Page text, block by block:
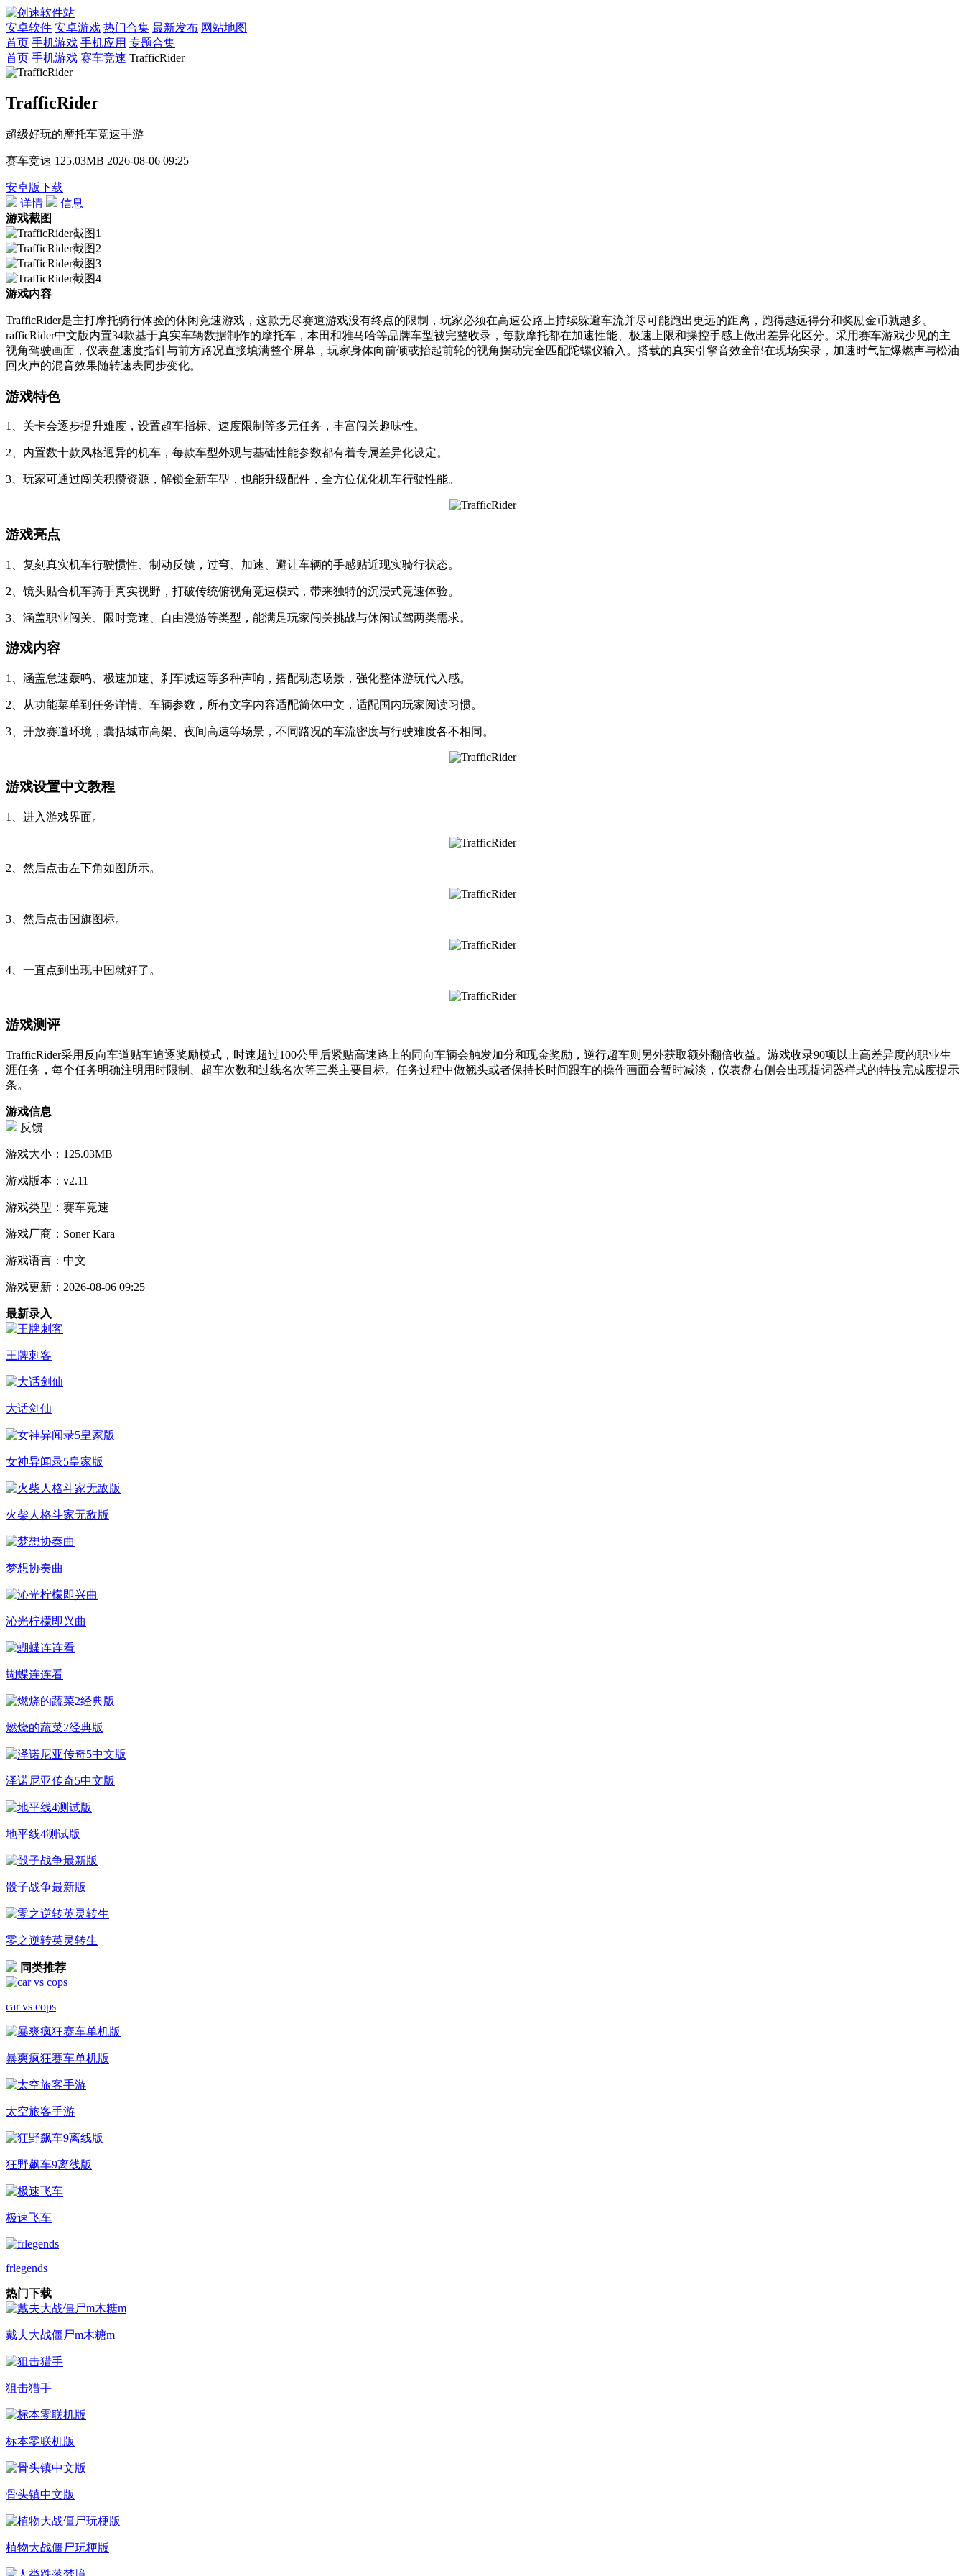
安卓软件 安卓游戏 热门合集 最新发布 网站地图
首页 手机游戏 手机应用 专题合集
首页 手机游戏 赛车竞速 TrafficRider
TrafficRider
超级好玩的摩托车竞速手游
赛车竞速 125.03MB 2026-08-06 09:25
安卓版下载
详情
信息
游戏截图
游戏内容
TrafficRider是主打摩托骑行体验的休闲竞速游戏，这款无尽赛道游戏没有终点的限制，玩家必须在高速公路上持续躲避车流并尽可能跑出更远的距离，跑得越远得分和奖励金币就越多。
rafficRider中文版内置34款基于真实车辆数据制作的摩托车，本田和雅马哈等品牌车型被完整收录，每款摩托都在加速性能、极速上限和操控手感上做出差异化区分。采用赛车游戏少见的主
视角驾驶画面，仪表盘速度指针与前方路况直接填满整个屏幕，玩家身体向前倾或抬起前轮的视角摆动完全匹配陀螺仪输入。搭载的真实引擎音效全部在现场实录，加速时气缸爆燃声与松油
回火声的混音效果随转速表同步变化。
游戏特色
1、关卡会逐步提升难度，设置超车指标、速度限制等多元任务，丰富闯关趣味性。
2、内置数十款风格迥异的机车，每款车型外观与基础性能参数都有着专属差异化设定。
3、玩家可通过闯关积攒资源，解锁全新车型，也能升级配件，全方位优化机车行驶性能。
游戏亮点
1、复刻真实机车行驶惯性、制动反馈，过弯、加速、避让车辆的手感贴近现实骑行状态。
2、镜头贴合机车骑手真实视野，打破传统俯视角竞速模式，带来独特的沉浸式竞速体验。
3、涵盖职业闯关、限时竞速、自由漫游等类型，能满足玩家闯关挑战与休闲试驾两类需求。
游戏内容
1、涵盖怠速轰鸣、极速加速、刹车减速等多种声响，搭配动态场景，强化整体游玩代入感。
2、从功能菜单到任务详情、车辆参数，所有文字内容适配简体中文，适配国内玩家阅读习惯。
3、开放赛道环境，囊括城市高架、夜间高速等场景，不同路况的车流密度与行驶难度各不相同。
游戏设置中文教程
1、进入游戏界面。
2、然后点击左下角如图所示。
3、然后点击国旗图标。
4、一直点到出现中国就好了。
游戏测评
TrafficRider采用反向车道贴车追逐奖励模式，时速超过100公里后紧贴高速路上的同向车辆会触发加分和现金奖励，逆行超车则另外获取额外翻倍收益。游戏收录90项以上高差异度的职业生
涯任务，每个任务明确注明用时限制、超车次数和过线名次等三类主要目标。任务过程中做翘头或者保持长时间跟车的操作画面会暂时减淡，仪表盘右侧会出现提词器样式的特技完成度提示
条。
游戏信息
反馈
游戏大小： 125.03MB
游戏版本： v2.11
游戏类型： 赛车竞速
游戏厂商： Soner Kara
游戏语言： 中文
游戏更新： 2026-08-06 09:25
最新录入
王牌刺客
大话剑仙
女神异闻录5皇家版
火柴人格斗家无敌版
梦想协奏曲
沁光柠檬即兴曲
蝴蝶连连看
燃烧的蔬菜2经典版
泽诺尼亚传奇5中文版
地平线4测试版
骰子战争最新版
零之逆转英灵转生
同类推荐
car vs cops
暴爽疯狂赛车单机版
太空旅客手游
狂野飙车9离线版
极速飞车
frlegends
热门下载
戴夫大战僵尸m木糖m
狙击猎手
标本零联机版
骨头镇中文版
植物大战僵尸玩梗版